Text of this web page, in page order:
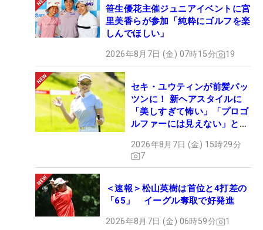
笹生優花主催ジュニアイベントに宮
里美香らが参加「純粋にゴルフを楽
しんでほしい」
2026年8月7日 (金) 07時15分 19
セキ・ユウティンが前髪パッ
ツンに！ 新ヘアスタイルに
「美しすぎて怖い」「プロゴ
ルファーには見えない」とコ
2026年8月7日 (金) 15時29分
7
＜速報＞松山英樹は首位と4打差の
「65」 イーグル奪取で好発進
2026年8月7日 (金) 06時59分 1